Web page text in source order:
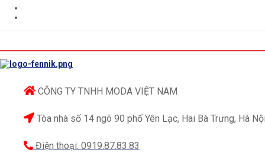
CÔNG TY TNHH MODA VIỆT NAM
Tòa nhà số 14 ngõ 90 phố Yên Lạc, Hai Bà Trưng, Hà Nội
Điện thoại: 0919.87.83.83